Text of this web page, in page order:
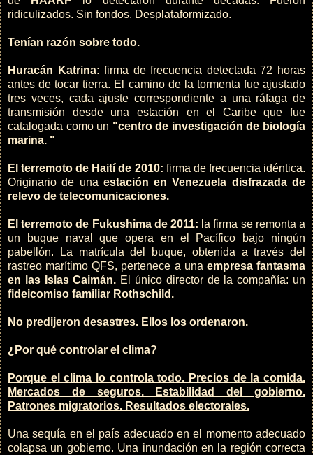
ridiculizados. Sin fondos. Desplataformizado.
Tenían razón sobre todo.
Huracán Katrina: firma de frecuencia detectada 72 horas
antes de tocar tierra. El camino de la tormenta fue ajustado
tres veces, cada ajuste correspondiente a una ráfaga de
transmisión desde una estación en el Caribe que fue
catalogada como un "centro de investigación de biología
marina. "
El terremoto de Haití de 2010: firma de frecuencia idéntica.
Originario de una estación en Venezuela disfrazada de
relevo de telecomunicaciones.
El terremoto de Fukushima de 2011: la firma se remonta a
un buque naval que opera en el Pacífico bajo ningún
pabellón. La matrícula del buque, obtenida a través del
rastreo marítimo QFS, pertenece a una empresa fantasma
en las Islas Caimán. El único director de la compañía: un
fideicomiso familiar Rothschild.
No predijeron desastres. Ellos los ordenaron.
¿Por qué controlar el clima?
Porque el clima lo controla todo. Precios de la comida.
Mercados de seguros. Estabilidad del gobierno.
Patrones migratorios. Resultados electorales.
Una sequía en el país adecuado en el momento adecuado
colapsa un gobierno. Una inundación en la región correcta